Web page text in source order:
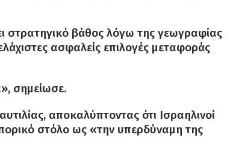
στρατηγικό βάθος λόγω της γεωγραφίας
ασφαλείς επιλογές μεταφοράς
σημείωσε.
αποκαλύπτοντας ότι Ισραηλινοί
στόλο ως «την υπερδύναμη της